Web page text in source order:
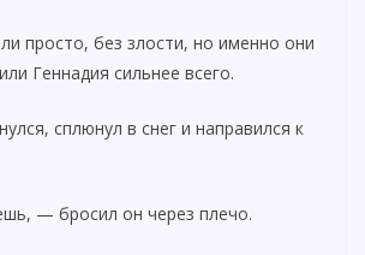
просто, без злости, но именно они
Геннадия сильнее всего.
сплюнул в снег и направился к
— бросил он через плечо.